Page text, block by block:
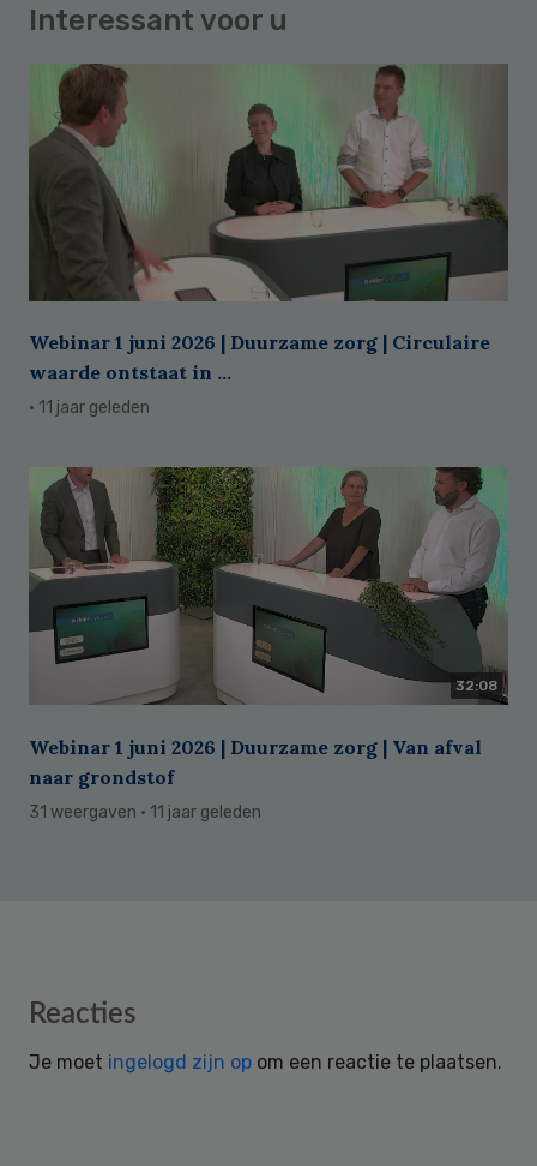
Interessant voor u
Webinar 1 juni 2026 | Duurzame zorg | Circulaire
waarde ontstaat in ...
· 11 jaar geleden
32:08
Webinar 1 juni 2026 | Duurzame zorg | Van afval
naar grondstof
31 weergaven · 11 jaar geleden
Reader
Reacties
Je moet ingelogd zijn op om een reactie te plaatsen.